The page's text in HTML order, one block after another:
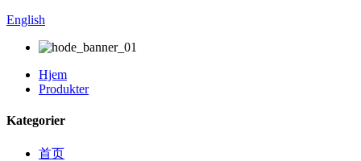
English
Hjem
Produkter
Kategorier
首页